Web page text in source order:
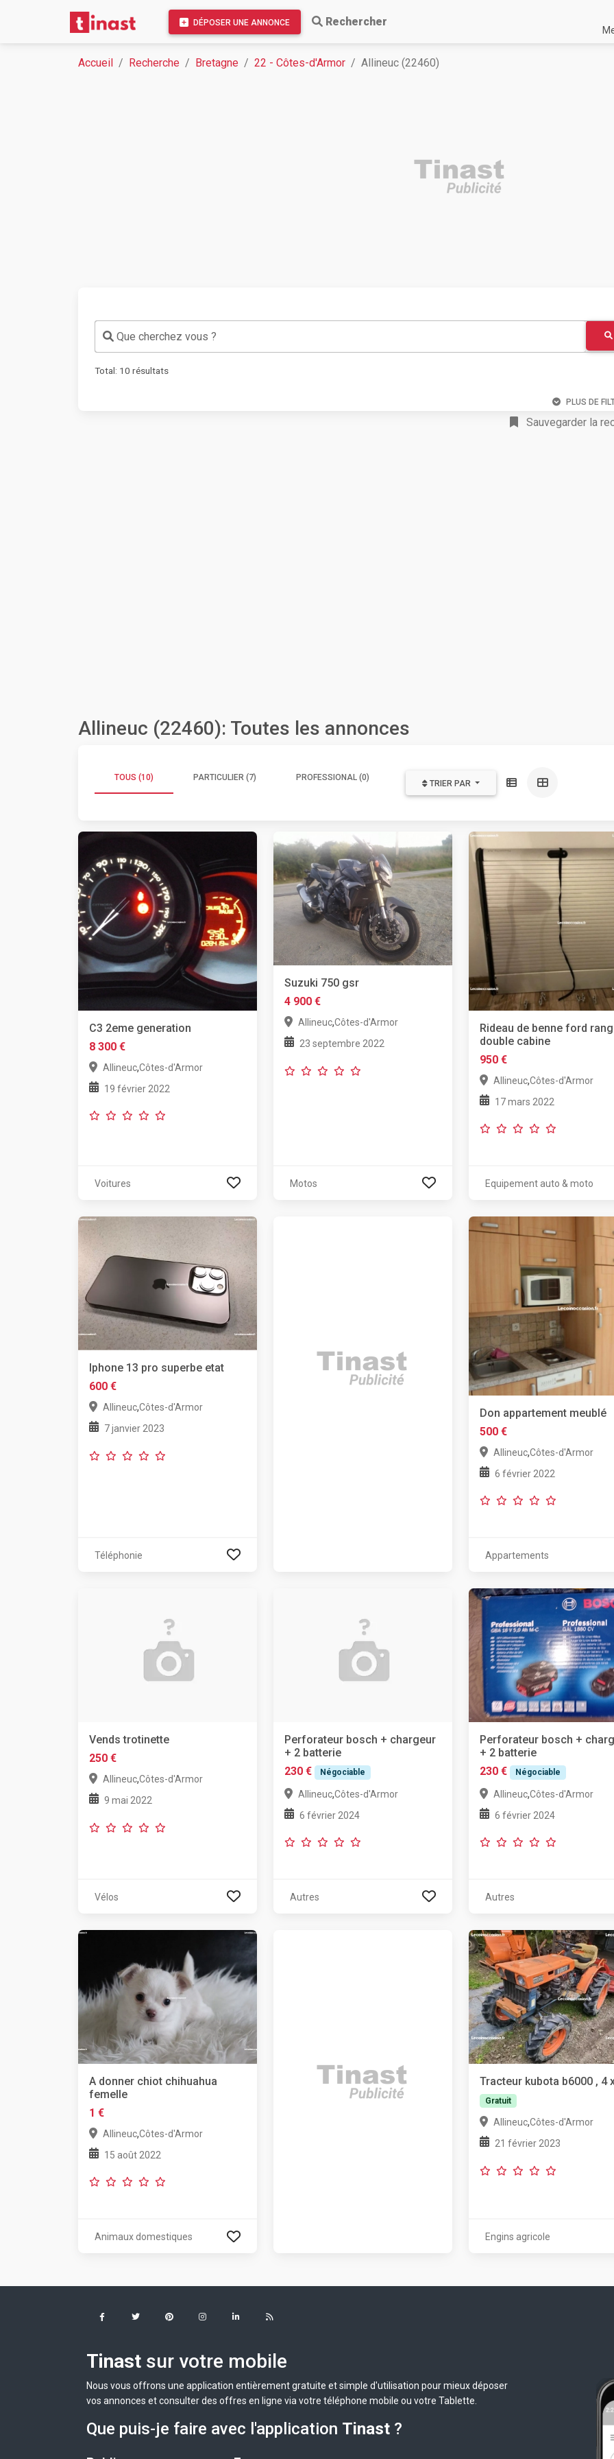
DÉPOSER UNE ANNONCE Rechercher
Accueil Recherche Bretagne 22 - Côtes-d'Armor Allineuc (22460)
Que cherchez vous ?
Total: 10 résultats
PLUS DE
Sauvegarder la
Allineuc (22460): Toutes les annonces
TOUS (10) PARTICULIER (7) PROFESSIONAL (0)
TRIER PAR
C3 2eme generation
8 300 €
Allineuc,Côtes-d'Armor
19 février 2022
Voitures
Suzuki 750 gsr
4 900 €
Allineuc,Côtes-d'Armor
23 septembre 2022
Motos
Rideau de benne ford
double cabine
950 €
Allineuc,Côtes-d'Armor
17 mars 2022
Equipement auto & moto
Iphone 13 pro superbe etat
600 €
Allineuc,Côtes-d'Armor
7 janvier 2023
Téléphonie
Don appartement meublé
500 €
Allineuc,Côtes-d'Armor
6 février 2022
Appartements
Vends trotinette
250 €
Allineuc,Côtes-d'Armor
9 mai 2022
Vélos
Perforateur bosch + chargeur
+ 2 batterie
230 €
Négociable
Allineuc,Côtes-d'Armor
6 février 2024
Autres
Perforateur bosch +
+ 2 batterie
230 €
Négociable
Allineuc,Côtes-d'Armor
6 février 2024
Autres
A donner chiot chihuahua
femelle
1 €
Allineuc,Côtes-d'Armor
15 août 2022
Animaux domestiques
Tracteur kubota b6000 , 4
Gratuit
Allineuc,Côtes-d'Armor
21 février 2023
Engins agricole
Tinast sur votre mobile
Nous vous offrons une application entièrement gratuite et simple d'utilisation pour mieux déposer
vos annonces et consulter des offres en ligne via votre téléphone mobile ou votre Tablette.
Que puis-je faire avec l'application Tinast ?